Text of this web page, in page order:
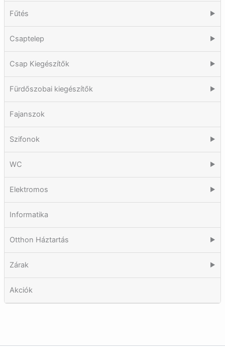
Fűtés ▶
Csaptelep ▶
Csap Kiegészítők ▶
Fürdőszobai kiegészítők ▶
Fajanszok
Szifonok ▶
WC ▶
Elektromos ▶
Informatika
Otthon Háztartás ▶
Zárak ▶
Akciók